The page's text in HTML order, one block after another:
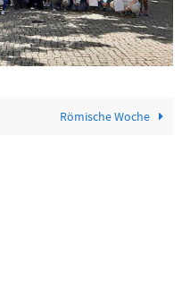
Römische Woche